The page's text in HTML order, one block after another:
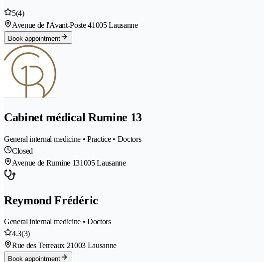
5(4)
Avenue de l'Avant-Poste 41005 Lausanne
Book appointment
Cabinet médical Rumine 13
General internal medicine • Practice • Doctors
Closed
Avenue de Rumine 131005 Lausanne
Reymond Frédéric
General internal medicine • Doctors
4.3(3)
Rue des Terreaux 21003 Lausanne
Book appointment